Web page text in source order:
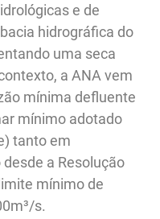
e de
hidrográfica do
uma seca
a ANA vem
mínima defluente
mínimo adotado
tanto em
a Resolução
mínimo de
s.